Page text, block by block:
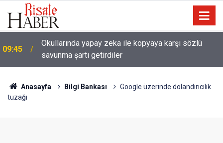
09:31
Ağustos ayında gökyüzünde iki tutulma ve Perseid
gök taşı yağmuru yaşanacak
Anasayfa Bilgi Bankası
Google üzerinde dolandırıcılık
tuzağı